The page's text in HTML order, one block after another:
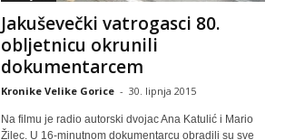
Jakuševečki vatrogasci 80.
obljetnicu okrunili
dokumentarcem
Kronike Velike Gorice - 30. lipnja 2015
Na filmu je radio autorski dvojac Ana Katulić i Mario
Žilec. U 16-minutnom dokumentarcu obradili su sve